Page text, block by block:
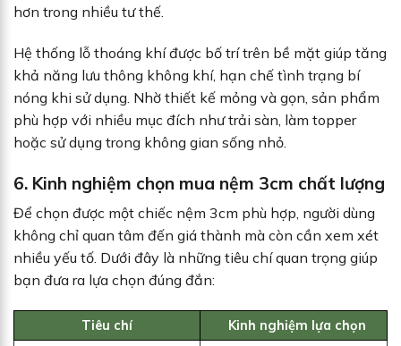
hơn trong nhiều tư thế.
Hệ thống lỗ thoáng khí được bố trí trên bề mặt giúp tăng
khả năng lưu thông không khí, hạn chế tình trạng bí
nóng khi sử dụng. Nhờ thiết kế mỏng và gọn, sản phẩm
phù hợp với nhiều mục đích như trải sàn, làm topper
hoặc sử dụng trong không gian sống nhỏ.
6. Kinh nghiệm chọn mua nệm 3cm chất lượng
Để chọn được một chiếc nệm 3cm phù hợp, người dùng
không chỉ quan tâm đến giá thành mà còn cần xem xét
nhiều yếu tố. Dưới đây là những tiêu chí quan trọng giúp
bạn đưa ra lựa chọn đúng đắn:
Tiêu chí Kinh nghiệm lựa chọn